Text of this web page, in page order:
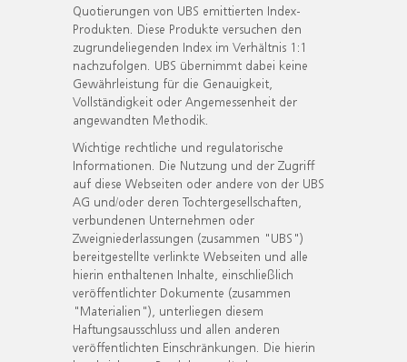
Quotierungen von UBS emittierten Index-
Produkten. Diese Produkte versuchen den
zugrundeliegenden Index im Verhältnis 1:1
nachzufolgen. UBS übernimmt dabei keine
Gewährleistung für die Genauigkeit,
Vollständigkeit oder Angemessenheit der
angewandten Methodik.
Wichtige rechtliche und regulatorische
Informationen. Die Nutzung und der Zugriff
auf diese Webseiten oder andere von der UBS
AG und/oder deren Tochtergesellschaften,
verbundenen Unternehmen oder
Zweigniederlassungen (zusammen "UBS")
bereitgestellte verlinkte Webseiten und alle
hierin enthaltenen Inhalte, einschließlich
veröffentlichter Dokumente (zusammen
"Materialien"), unterliegen diesem
Haftungsausschluss und allen anderen
veröffentlichten Einschränkungen. Die hierin